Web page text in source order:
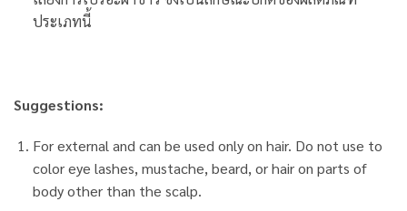
ประเภทนี้
Suggestions:
For external and can be used only on hair. Do not use to
color eye lashes, mustache, beard, or hair on parts of
body other than the scalp.